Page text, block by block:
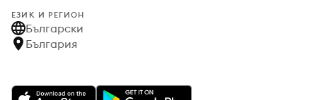
ЕЗИК И РЕГИОН
Български
България